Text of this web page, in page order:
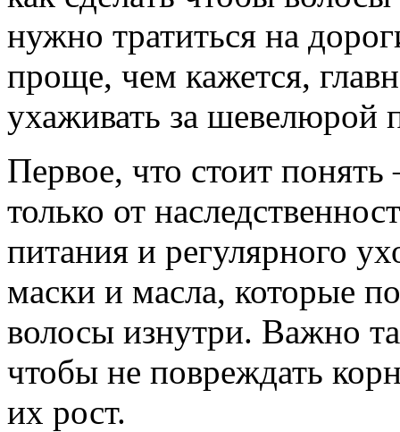
нужно тратиться на
проще, чем кажется,
ухаживать за шевелюрой
Первое, что стоит понять
только от
питания и регулярного
маски и масла, которые
волосы изнутри. Важно
чтобы не повреждать
их рост.